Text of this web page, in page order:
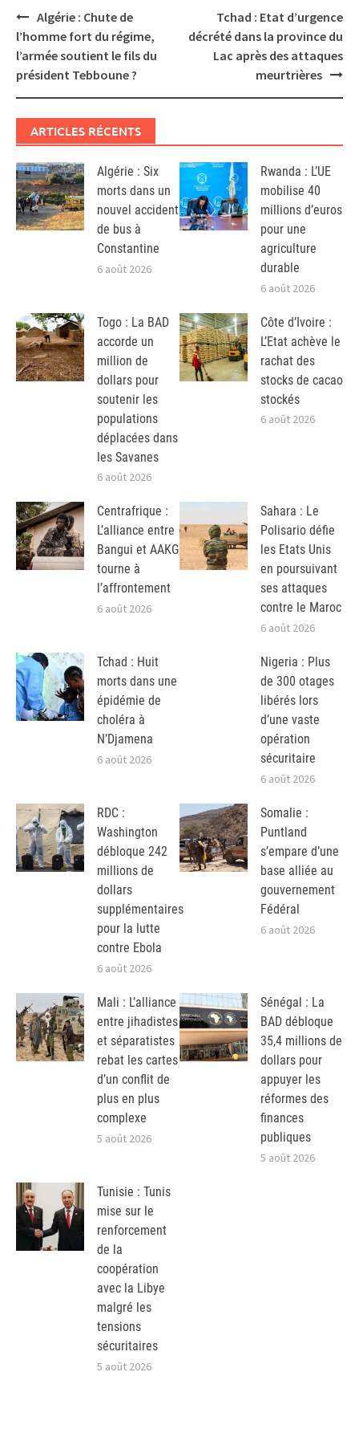
Post
navigation
Algérie : Chute de
l’homme fort du régime,
l’armée soutient le fils du
président Tebboune ?
Tchad : Etat d’urgence
décrété dans la province du
Lac après des attaques
meurtrières
ARTICLES RÉCENTS
Algérie : Six
morts dans un
nouvel accident
de bus à
Constantine
6 août 2026
Rwanda : L’UE
mobilise 40
millions d’euros
pour une
agriculture
durable
6 août 2026
Togo : La BAD
accorde un
million de
dollars pour
soutenir les
populations
déplacées dans
les Savanes
6 août 2026
Côte d’Ivoire :
L’Etat achève le
rachat des
stocks de cacao
stockés
6 août 2026
Centrafrique :
L’alliance entre
Bangui et AAKG
tourne à
l’affrontement
6 août 2026
Sahara : Le
Polisario défie
les Etats Unis
en poursuivant
ses attaques
contre le Maroc
6 août 2026
Tchad : Huit
morts dans une
épidémie de
choléra à
N’Djamena
6 août 2026
Nigeria : Plus
de 300 otages
libérés lors
d’une vaste
opération
sécuritaire
6 août 2026
RDC :
Washington
débloque 242
millions de
dollars
supplémentaires
pour la lutte
contre Ebola
6 août 2026
Somalie :
Puntland
s’empare d’une
base alliée au
gouvernement
Fédéral
6 août 2026
Mali : L’alliance
entre jihadistes
et séparatistes
rebat les cartes
d’un conflit de
plus en plus
complexe
5 août 2026
Sénégal : La
BAD débloque
35,4 millions de
dollars pour
appuyer les
réformes des
finances
publiques
5 août 2026
Tunisie : Tunis
mise sur le
renforcement
de la
coopération
avec la Libye
malgré les
tensions
sécuritaires
5 août 2026